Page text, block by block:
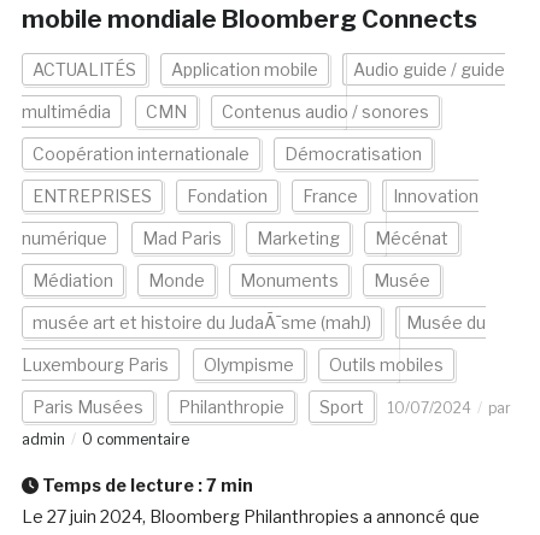
mobile mondiale Bloomberg Connects
ACTUALITÉS Application mobile Audio guide / guide
multimédia CMN Contenus audio / sonores
Coopération internationale Démocratisation
ENTREPRISES Fondation France Innovation
numérique Mad Paris Marketing Mécénat
Médiation Monde Monuments Musée
musée art et histoire du JudaÃ¯sme (mahJ) Musée du
Luxembourg Paris Olympisme Outils mobiles
Paris Musées Philanthropie Sport 10/07/2024
par
admin
0 commentaire
Temps de lecture :7 min
Le 27 juin 2024, Bloomberg Philanthropies a annoncé que